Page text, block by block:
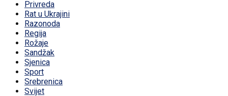
Privreda
Rat u Ukrajini
Razonoda
Regija
Rožaje
Sandžak
Sjenica
Sport
Srebrenica
Svijet